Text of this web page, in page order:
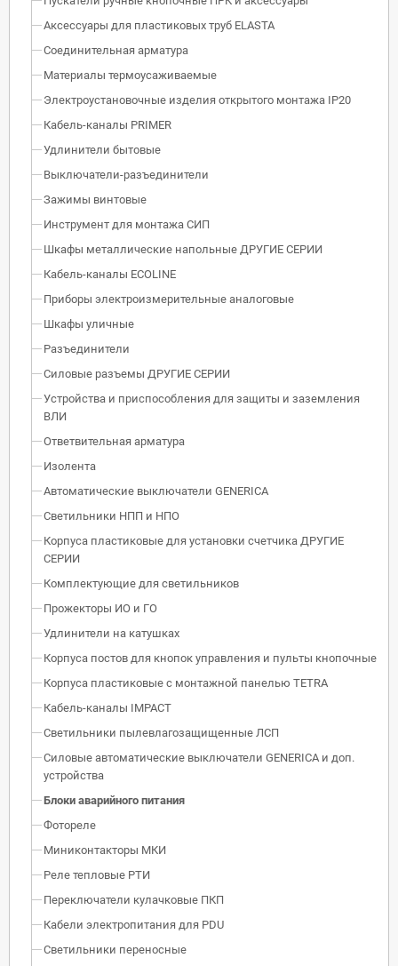
Аксессуары для пластиковых труб ELASTA
Соединительная арматура
Материалы термоусаживаемые
Электроустановочные изделия открытого монтажа IP20
Кабель-каналы PRIMER
Удлинители бытовые
Выключатели-разъединители
Зажимы винтовые
Инструмент для монтажа СИП
Шкафы металлические напольные ДРУГИЕ СЕРИИ
Кабель-каналы ECOLINE
Приборы электроизмерительные аналоговые
Шкафы уличные
Разъединители
Силовые разъемы ДРУГИЕ СЕРИИ
Устройства и приспособления для защиты и заземления
ВЛИ
Ответвительная арматура
Изолента
Автоматические выключатели GENERICA
Светильники НПП и НПО
Корпуса пластиковые для установки счетчика ДРУГИЕ
СЕРИИ
Комплектующие для светильников
Прожекторы ИО и ГО
Удлинители на катушках
Корпуса постов для кнопок управления и пульты кнопочные
Корпуса пластиковые с монтажной панелью TETRA
Кабель-каналы IMPACT
Светильники пылевлагозащищенные ЛСП
Силовые автоматические выключатели GENERICA и доп.
устройства
Блоки аварийного питания
Фотореле
Миниконтакторы МКИ
Реле тепловые РТИ
Переключатели кулачковые ПКП
Кабели электропитания для PDU
Светильники переносные